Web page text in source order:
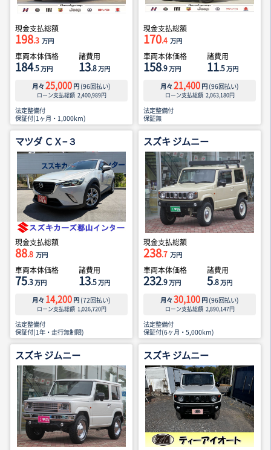
現金支払総額
198.3 万円
車両本体価格
184.5万円
諸費用
13.8万円
月々 25,000 円 (96回払い)
ローン支払総額 2,400,989円
法定整備付
保証付(1ヶ月・1,000km)
現金支払総額
170.4 万円
車両本体価格
158.9万円
諸費用
11.5万円
月々 21,400 円 (96回払い)
ローン支払総額 2,063,180円
法定整備付
保証無
マツダ ＣＸ−３
現金支払総額
88.8 万円
車両本体価格
75.3万円
諸費用
13.5万円
月々 14,200 円 (72回払い)
ローン支払総額 1,026,720円
法定整備付
保証付(1年・走行無制限)
スズキ ジムニー
現金支払総額
238.7 万円
車両本体価格
232.9万円
諸費用
5.8万円
月々 30,100 円 (96回払い)
ローン支払総額 2,890,147円
法定整備付
保証付(6ヶ月・5,000km)
スズキ ジムニー スズキ ジムニー